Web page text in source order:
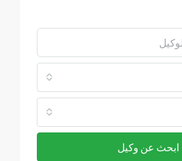
ابحث عن وكيل